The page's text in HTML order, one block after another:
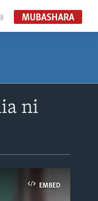
MUBASHARA
ni
EMBED